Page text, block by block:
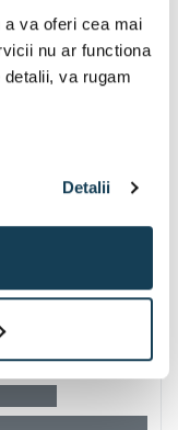
va oferi cea mai
nu ar functiona
va rugam
Detalii